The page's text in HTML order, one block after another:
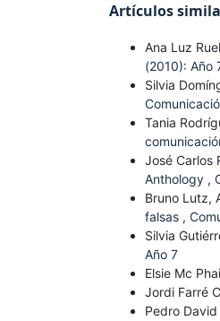
Artículos
Ana Luz
(2010): Año
Silvia
Tania
José Carlos
Anthology ,
Bruno Lutz,
falsas ,
Silvia
Año 7
Elsie Mc
Jordi Farré
Pedro David